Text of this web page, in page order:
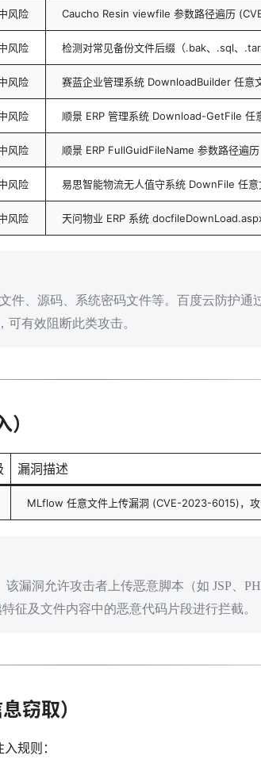
风险 Caucho Resin viewfile 参数路径遍历
风险 检测对常见备份文件后缀（.bak、.sql、
风险 赛蓝企业管理系统 DownloadBuilder 任意
风险 顺景 ERP 管理系统 Download-GetFile 任
风险 顺景 ERP FullGuidFileName 参数路径遍历
风险 易思智能物流无人值守系统 DownFile 任意
风险 天问物业 ERP 系统
件、源码、系统密码文件等。百度云防护通
可有效阻断此类攻击。
漏洞描述
MLflow 任意文件上传漏洞 (CVE-2023-6015)，
漏洞允许攻击者上传恶意脚本（如 JSP、
征及文件内容中的恶意代码片段进行拦截。
窃取）
规则：